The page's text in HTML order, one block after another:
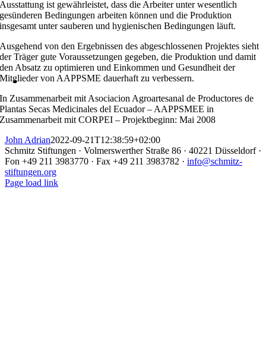
Ausstattung ist gewährleistet, dass die Arbeiter unter wesentlich
gesünderen Bedingungen arbeiten können und die Produktion
insgesamt unter sauberen und hygienischen Bedingungen läuft.
Ausgehend von den Ergebnissen des abgeschlossenen Projektes sieht
der Träger gute Voraussetzungen gegeben, die Produktion und damit
den Absatz zu optimieren und Einkommen und Gesundheit der
Mitglieder von AAPPSME dauerhaft zu verbessern.
In Zusammenarbeit mit Asociacion Agroartesanal de Productores de
Plantas Secas Medicinales del Ecuador – AAPPSMEE in
Zusammenarbeit mit CORPEI – Projektbeginn: Mai 2008
John Adrian2022-09-21T12:38:59+02:00
Schmitz Stiftungen · Volmerswerther Straße 86 · 40221 Düsseldorf ·
Fon +49 211 3983770 · Fax +49 211 3983782 · info@schmitz-
stiftungen.org
Page load link